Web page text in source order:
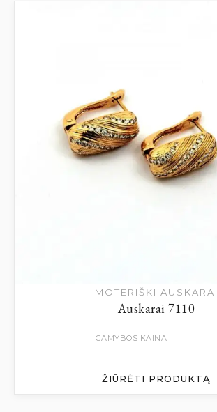
MOTERIŠKI AUSKARAI
Auskarai 7110
GAMYBOS KAINA
ŽIŪRĖTI PRODUKTĄ